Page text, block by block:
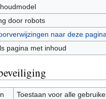
door robots
naar deze
pagina met inhoud
Toestaan voor alle